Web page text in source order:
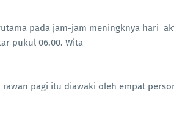
pada jam-jam meningknya hari
pukul 06.00. Wita
pagi itu diawaki oleh empat